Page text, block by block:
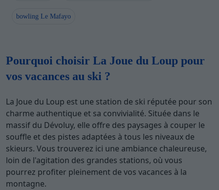
bowling Le Mafayo
Pourquoi choisir La Joue du Loup pour
vos vacances au ski ?
La Joue du Loup est une station de ski réputée pour son
charme authentique et sa convivialité. Située dans le
massif du Dévoluy, elle offre des paysages à couper le
souffle et des pistes adaptées à tous les niveaux de
skieurs. Vous trouverez ici une ambiance chaleureuse,
loin de l'agitation des grandes stations, où vous
pourrez profiter pleinement de vos vacances à la
montagne.